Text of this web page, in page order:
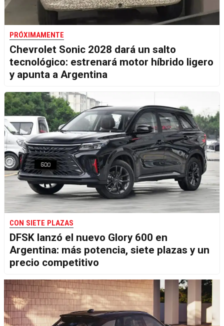
PRÓXIMAMENTE
Chevrolet Sonic 2028 dará un salto
tecnológico: estrenará motor híbrido ligero
y apunta a Argentina
CON SIETE PLAZAS
DFSK lanzó el nuevo Glory 600 en
Argentina: más potencia, siete plazas y un
precio competitivo